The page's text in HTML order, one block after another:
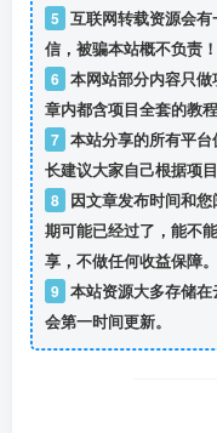
5 互联网转载资源会
信，被骗本站概不负责！
6 本网站部分内容只
章内都含项目全套的教
7 本站分享的所有平
长建议大家自己根据项
8 因文章发布时间和
期可能已经过了，能不
享，不做任何收益保障。
9 本站资源大多存储
会第一时间更新。